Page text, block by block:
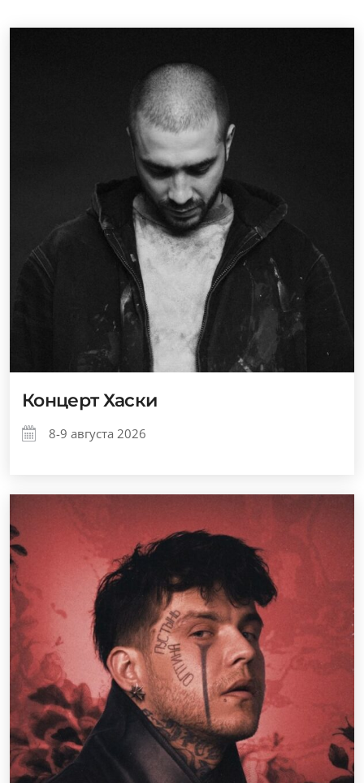
Концерт Хаски
8-9 августа 2026